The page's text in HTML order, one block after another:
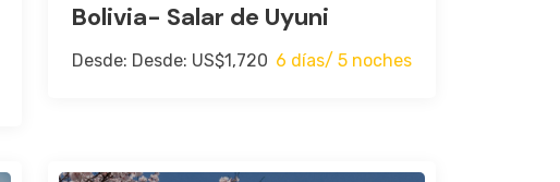
Bolivia- Salar de Uyuni
Desde: Desde: US$1,720 6 días/ 5 noches